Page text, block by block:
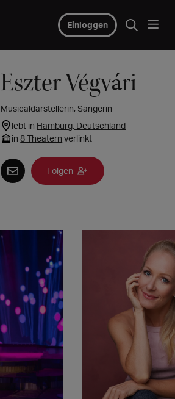
Einloggen
Eszter Végvári
Musicaldarstellerin, Sängerin
lebt in Hamburg, Deutschland
in8 Theatern verlinkt
Folgen